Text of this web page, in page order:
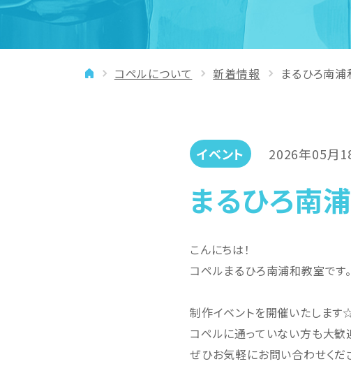
心の子育て
潜在能力を引き出す
年齢に合わせた学習法
「やりたい」を引き出す
新着情報 TOP
お知らせ
イベント
コペルについて 新着情報 まるひろ南
イベント 2026年05月
まるひろ南
こんにちは！
コペルまるひろ南浦和教室です。
制作イベントを開催いたします
コペルに通っていない方も大歓
ぜひお気軽にお問い合わせくだ